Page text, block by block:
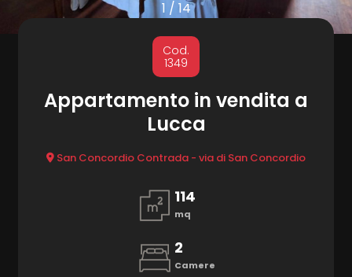
1 / 14
Cod.
1349
Appartamento in vendita a
Lucca
San Concordio Contrada - via di San Concordio
114
mq
2
Camere
CONTATTI
Comune